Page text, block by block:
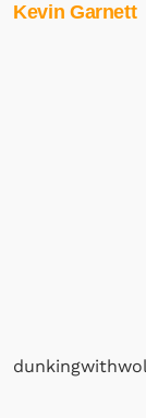
Kevin Garnett